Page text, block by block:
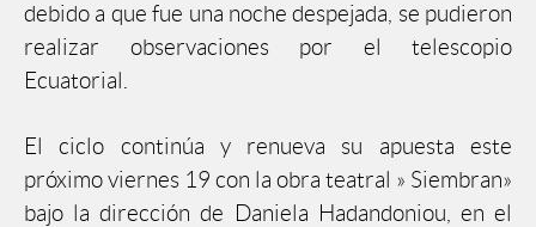
debido a que fue una noche despejada, se pudieron
realizar observaciones por el telescopio
Ecuatorial.
El ciclo continúa y renueva su apuesta este
próximo viernes 19 con la obra teatral » Siembran»
bajo la dirección de Daniela Hadandoniou, en el